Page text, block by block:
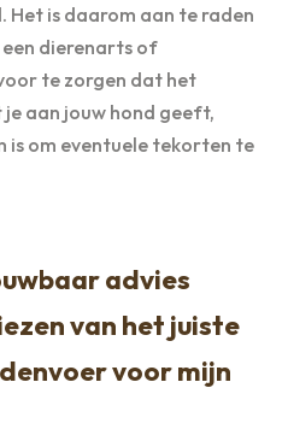
Het is daarom aan te raden
een dierenarts of
te zorgen dat het
aan jouw hond geeft,
is om eventuele tekorten te
advies
van het juiste
voor mijn